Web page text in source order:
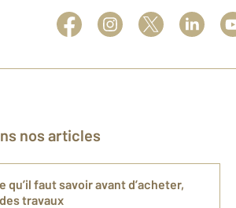
nos articles
qu’il faut savoir avant d’acheter,
travaux